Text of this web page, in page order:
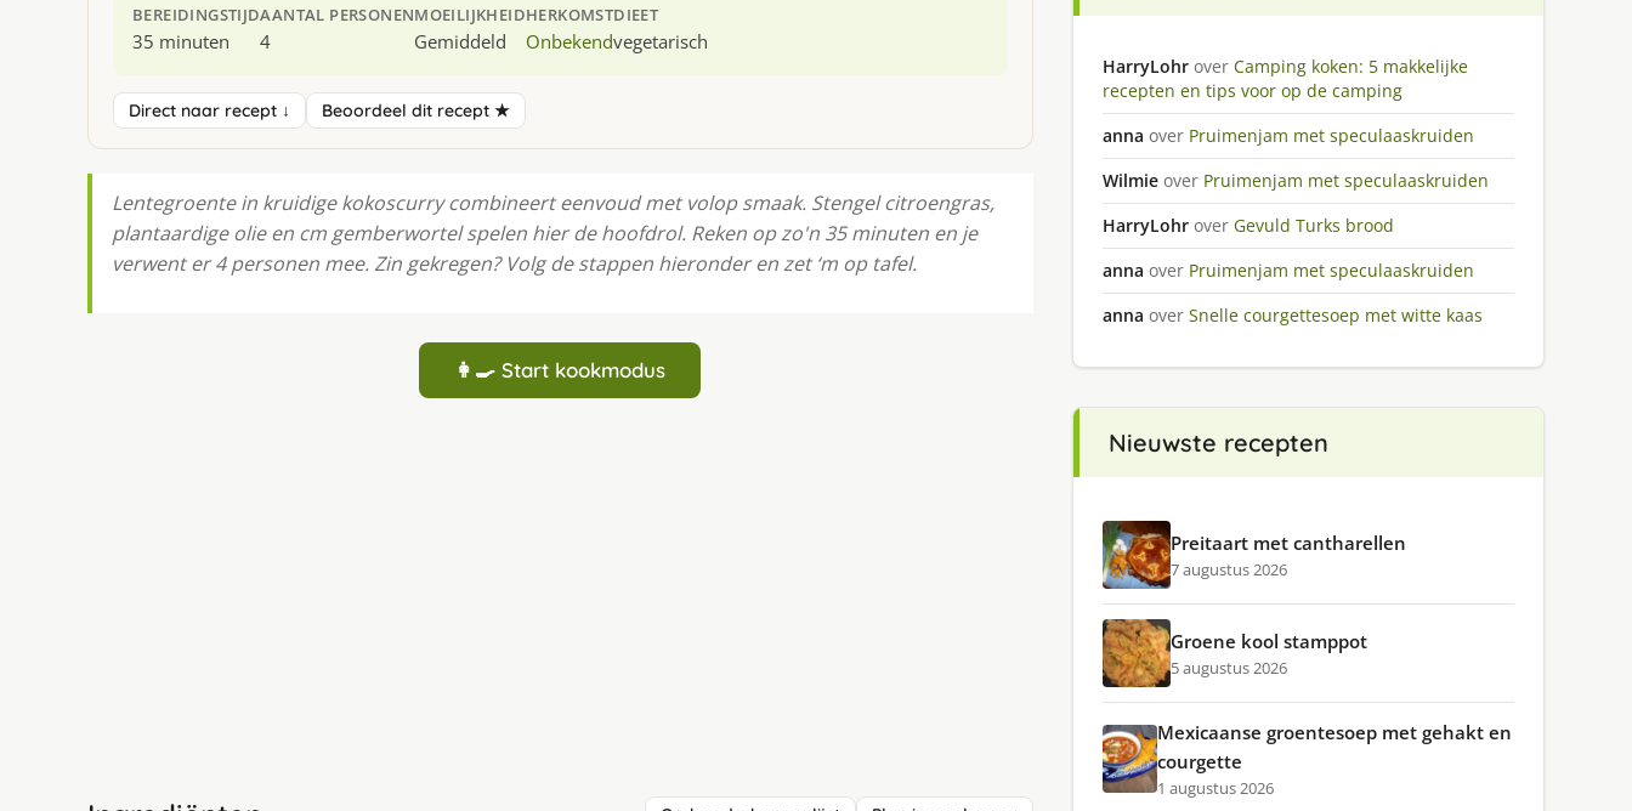
BEREIDINGSTIJD
35 minuten
AANTAL PERSONEN
4
MOEILIJKHEID
Gemiddeld
HERKOMST
Onbekend
DIEET
vegetarisch
Direct naar recept ↓ Beoordeel dit recept ★
Lentegroente in kruidige kokoscurry combineert eenvoud met volop smaak. Stengel citroengras,
plantaardige olie en cm gemberwortel spelen hier de hoofdrol. Reken op zo'n 35 minuten en je
verwent er 4 personen mee. Zin gekregen? Volg de stappen hieronder en zet ‘m op tafel.
👩‍🍳 Start kookmodus
HarryLohr over Camping koken: 5 makkelijke
recepten en tips voor op de camping
anna over Pruimenjam met speculaaskruiden
Wilmie over Pruimenjam met speculaaskruiden
HarryLohr over Gevuld Turks brood
anna over Pruimenjam met speculaaskruiden
anna over Snelle courgettesoep met witte kaas
Nieuwste recepten
Preitaart met cantharellen
7 augustus 2026
Groene kool stamppot
5 augustus 2026
Mexicaanse groentesoep met gehakt en
courgette
1 augustus 2026